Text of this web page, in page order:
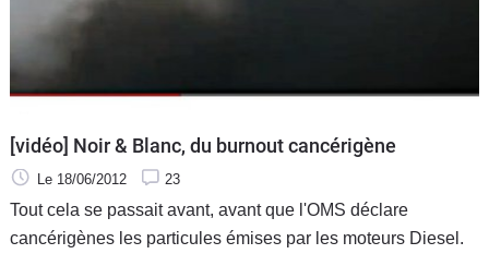
[vidéo] Noir & Blanc, du burnout cancérigène
Le 18/06/2012 23
Tout cela se passait avant, avant que l'OMS déclare
cancérigènes les particules émises par les moteurs Diesel.